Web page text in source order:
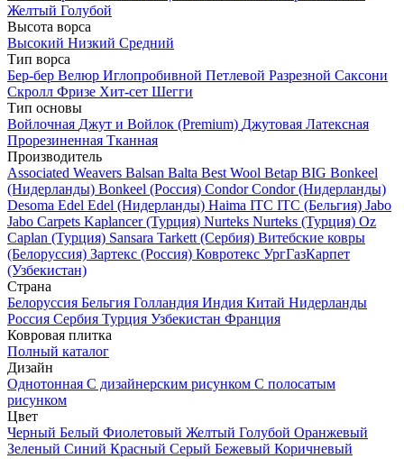
Желтый Голубой
Высота ворса
Высокий Низкий Средний
Тип ворса
Бер-бер Велюр Иглопробивной Петлевой Разрезной Саксони
Скролл Фризе Хит-сет Шегги
Тип основы
Войлочная Джут и Войлок (Premium) Джутовая Латексная
Прорезиненная Тканная
Производитель
Associated Weavers Balsan Balta Best Wool Betap BIG Bonkeel
(Нидерланды) Bonkeel (Россия) Condor Condor (Нидерланды)
Desoma Edel Edel (Нидерланды) Haima ITC ITC (Бельгия) Jabo
Jabo Carpets Kaplancer (Турция) Nurteks Nurteks (Турция) Oz
Caplan (Турция) Sansara Tarkett (Сербия) Витебские ковры
(Белоруссия) Зартекс (Россия) Ковротекс УргГазКарпет
(Узбекистан)
Страна
Белоруссия Бельгия Голландия Индия Китай Нидерланды
Россия Сербия Турция Узбекистан Франция
Ковровая плитка
Полный каталог
Дизайн
Однотонная С дизайнерским рисунком С полосатым
рисунком
Цвет
Черный Белый Фиолетовый Желтый Голубой Оранжевый
Зеленый Синий Красный Серый Бежевый Коричневый